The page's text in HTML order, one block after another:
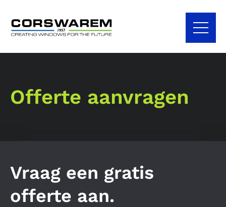
Offerte aanvragen
Vraag een gratis
offerte aan.